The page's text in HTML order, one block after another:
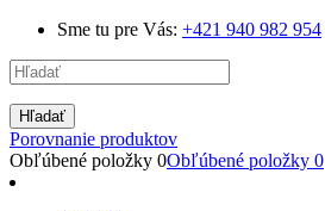
Sme tu pre Vás: +421 940 982 954
Hľadať
Porovnanie produktov
Obľúbené položky 0Obľúbené položky 0